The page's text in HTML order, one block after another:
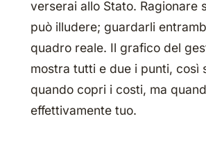
verserai allo Stato. Ragionare
può illudere; guardarli
quadro reale. Il grafico del
mostra tutti e due i punti, così
quando copri i costi, ma
effettivamente tuo.